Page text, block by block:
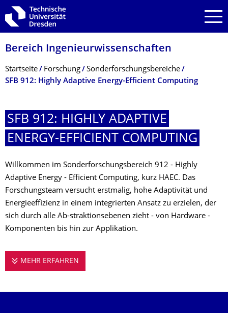
Zur Hauptnavigation springen
Zur Suche springen
Zum Inhalt springen
Bereich Ingenieur­wissen­schaften
Breadcrumb-Menü
Startseite Forschung
Sonderforschungsbereiche
SFB 912: Highly Adaptive Energy-Efficient Computing
SFB 912: HIGHLY ADAPTIVE
ENERGY-EFFICIENT COMPUTING
Willkommen im Sonderforschungsbereich 912 - Highly
Adaptive Energy - Efficient Computing, kurz HAEC. Das
Forschungsteam versucht erstmalig, hohe Adaptivität und
Energieeffizienz in einem integrierten Ansatz zu erzielen, der
sich durch alle Ab-straktionsebenen zieht - von Hardware -
Komponenten bis hin zur Applikation.
MEHR ERFAHREN